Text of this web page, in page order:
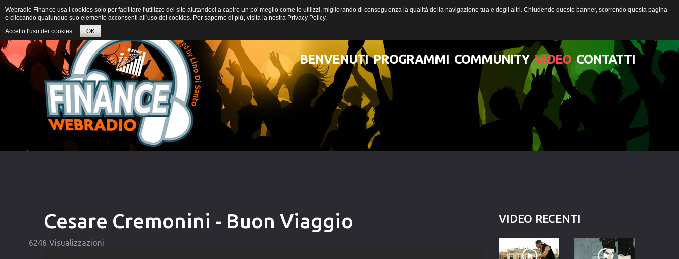
BENVENUTI PROGRAMMI COMMUNITY
Lista degli utenti
Una canzone per Te
VIDEO CONTATTI
Cesare Cremonini - Buon Viaggio
6246 Visualizzazioni
VIDEO RECENTI
Webradio Finance usa i cookies solo per facilitare l'utilizzo del sito aiutandoci a capire un po' meglio come lo utilizzi, migliorando di conseguenza la qualità della navigazione tua e degli altri. Chiudendo questo banner, scorrendo questa pagina
o cliccando qualunque suo elemento acconsenti all'uso dei cookies. Per saperne di più, visita la nostra Privacy Policy.
Accetto l'uso dei cookies
OK